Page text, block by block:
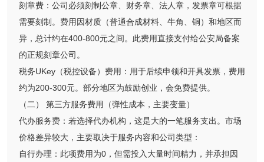
刻章费：公司必须刻制公章、财务章、法人章，发票章可根据
需要刻制。费用因材质（普通合成材料、牛角、铜）和地区而
异，总计约在400-800元之间。此费用直接支付给公安局备案
的正规刻章公司。
税务UKey（税控设备）费用：用于后续申领和开具发票，费用
约为200-300元。部分地区为鼓励创业，会免费提供。
（二） 第三方服务费用（弹性成本，主要变量）
代办服务费：若选择代办机构，这是大的一笔服务支出。市场
价格差异较大，主要取决于服务内容和公司类型：
自行办理：此项费用为0，但需投入大量时间精力，并承担因